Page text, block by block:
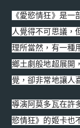
《愛慾情狂》是一
人覺得不可思議，
理所當然，有一種
鄉土劇般地超展開
覺，卻非常地讓人
導演阿莫多瓦在許
慾情狂》 的姬卡也